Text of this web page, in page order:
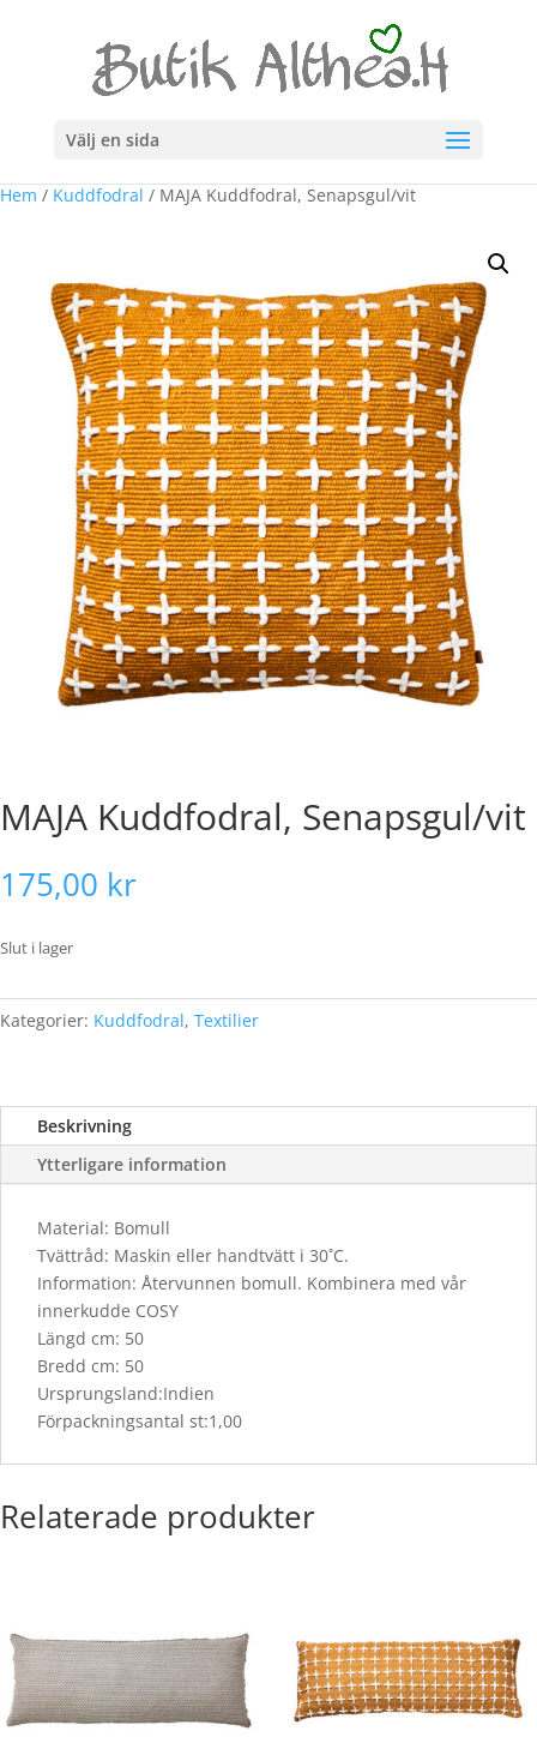
Välj en sida
Hem / Kuddfodral / MAJA Kuddfodral, Senapsgul/vit
MAJA Kuddfodral, Senapsgul/vit
175,00 kr
Slut i lager
Kategorier: Kuddfodral, Textilier
Beskrivning
Ytterligare information
Material: Bomull
Tvättråd: Maskin eller handtvätt i 30˚C.
Information: Återvunnen bomull. Kombinera med vår
innerkudde COSY
Längd cm: 50
Bredd cm: 50
Ursprungsland:Indien
Förpackningsantal st:1,00
Relaterade produkter